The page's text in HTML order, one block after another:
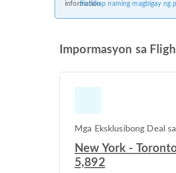
Sinisikap naming magbigay ng
Impormasyon sa
Mga Eksklusibong Deal
New York -
5,892